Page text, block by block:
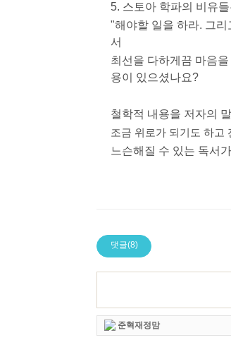
5. 스토아 학파의 비유
"해야할 일을 하라. 그
서
최선을 다하게끔 마음
용이 있으셨나요?
철학적 내용을 저자의
조금 위로가 되기도 하고
느슨해질 수 있는 독서
댓글(8)
준혁재정맘